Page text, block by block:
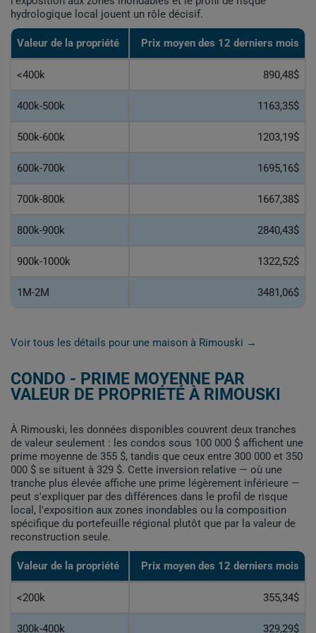
hydrologique local jouent un rôle décisif.
Valeur de la propriété Prix moyen des 12 derniers mois
<400k 890,48$
400k-500k 1163,35$
500k-600k 1203,19$
600k-700k 1695,16$
700k-800k 1667,38$
800k-900k 2840,43$
900k-1000k 1322,52$
1M-2M 3481,06$
Voir tous les détails pour une maison à Rimouski →
CONDO - PRIME MOYENNE PAR
VALEUR DE PROPRIÉTÉ À RIMOUSKI
À Rimouski, les données disponibles couvrent deux tranches
de valeur seulement : les condos sous 100 000 $ affichent une
prime moyenne de 355 $, tandis que ceux entre 300 000 et 350
000 $ se situent à 329 $. Cette inversion relative — où une
tranche plus élevée affiche une prime légèrement inférieure —
peut s'expliquer par des différences dans le profil de risque
local, l'exposition aux zones inondables ou la composition
spécifique du portefeuille régional plutôt que par la valeur de
reconstruction seule.
Valeur de la propriété Prix moyen des 12 derniers mois
<200k 355,34$
300k-400k 329,29$